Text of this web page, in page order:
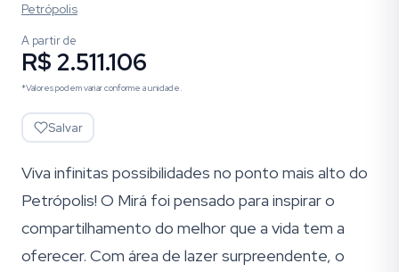
Petrópolis
A partir de
R$ 2.511.106
*Valores podem variar conforme a unidade.
Salvar
Viva infinitas possibilidades no ponto mais alto do
Petrópolis! O Mirá foi pensado para inspirar o
compartilhamento do melhor que a vida tem a
oferecer. Com área de lazer surpreendente, o